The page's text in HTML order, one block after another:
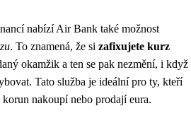
nabízí Air Bank také možnost
. To znamená, že si zafixujete kurz
okamžik a ten se pak nezmění, i když
Tato služba je ideální pro ty, kteří
nakoupí nebo prodají eura.